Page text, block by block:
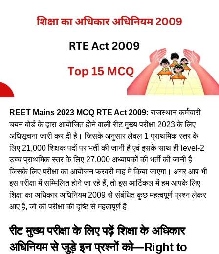
REET Mains 2023 MCQ RTE Act 2009:राजस्थान कर्मचारी
चयन बोर्ड के द्वारा आयोजित होने वाली रीट मुख्य परीक्षा 2023 के लिए
अधिसूचना जारी कर दी है। जिसके अनुसार लेवल 1 प्राथमिक स्तर के
लिए 21,000 शिक्षक पदों पर भर्ती की जानी है एवं इसके साथ ही level-2
उच्च प्राथमिक स्तर के लिए 27,000 अध्यापकों की भर्ती की जानी है
जिसके लिए परीक्षा का आयोजन फरवरी माह में किया जाएगा। अगर आप भी
इस परीक्षा में सम्मिलित होने जा रहे हैं, तो इस आर्टिकल में हम आपके लिए
शिक्षा का अधिकार अधिनियम 2009 से संबंधित कुछ महत्वपूर्ण प्रश्न लेकर
आए हैं, जो की परीक्षा की दृष्टि से महत्वपूर्ण है
रीट मुख्य परीक्षा के लिए पढ़ें शिक्षा के अधिकार
अधिनियम से जुड़े इन प्रश्नों को—Right to